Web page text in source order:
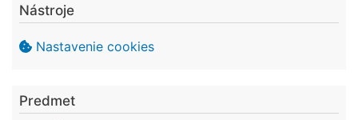
Nástroje
Nastavenie cookies
Predmet